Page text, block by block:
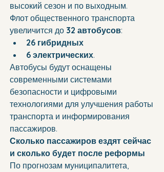
высокий сезон и по выходным.
Флот общественного транспорта
увеличится до 32 автобусов:
26 гибридных
6 электрических.
Автобусы будут оснащены
современными системами
безопасности и цифровыми
технологиями для улучшения работы
транспорта и информирования
пассажиров.
Сколько пассажиров ездят сейчас
и сколько будет после реформы
По прогнозам муниципалитета,